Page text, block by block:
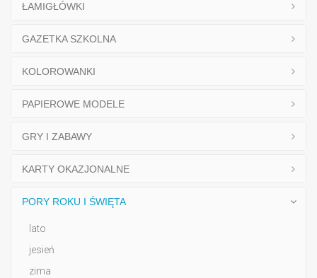
ŁAMIGŁÓWKI
GAZETKA SZKOLNA
KOLOROWANKI
PAPIEROWE MODELE
GRY I ZABAWY
KARTY OKAZJONALNE
PORY ROKU I ŚWIĘTA
lato
jesień
zima